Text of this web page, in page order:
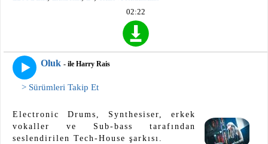
02:22
Oluk - ile Harry Rais
> Sürümleri Takip Et
Electronic Drums, Synthesiser, erkek
vokaller ve Sub-bass tarafından
seslendirilen Tech-House şarkısı.